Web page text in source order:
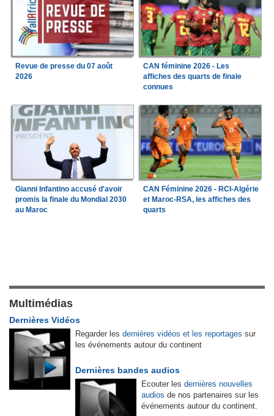
Revue de presse du 07 août
2026
CAN féminine 2026 - Les
affiches des quarts de finale
connues
Gianni Infantino accusé d'avoir
promis la finale du Mondial 2030
au Maroc
CAN Féminine 2026 - RCI-Algérie
et Maroc-RSA, les affiches des
quarts
Multimédias
Dernières Vidéos
Regarder les dernières vidéos et les reportages sur
les événements autour du continent
Dernières bandes audios
Ecouter les dernières nouvelles
audios de nos partenaires sur les
événements autour du continent.